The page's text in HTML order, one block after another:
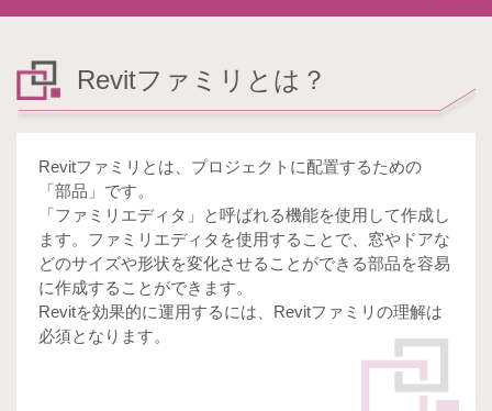
Revitファミリとは？
Revitファミリとは、プロジェクトに配置するための
「部品」です。
「ファミリエディタ」と呼ばれる機能を使用して作成し
ます。ファミリエディタを使用することで、窓やドアな
どのサイズや形状を変化させることができる部品を容易
に作成することができます。
Revitを効果的に運用するには、Revitファミリの理解は
必須となります。